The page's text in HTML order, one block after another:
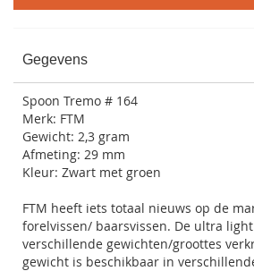
Gegevens
Spoon Tremo # 164
Merk: FTM
Gewicht: 2,3 gram
Afmeting: 29 mm
Kleur: Zwart met groen
FTM heeft iets totaal nieuws op de
forelvissen/ baarsvissen. De ultra
verschillende gewichten/groottes
gewicht is beschikbaar in